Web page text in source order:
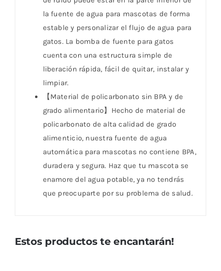
la fuente de agua para mascotas de forma
estable y personalizar el flujo de agua para
gatos. La bomba de fuente para gatos
cuenta con una estructura simple de
liberación rápida, fácil de quitar, instalar y
limpiar.
【Material de policarbonato sin BPA y de
grado alimentario】Hecho de material de
policarbonato de alta calidad de grado
alimenticio, nuestra fuente de agua
automática para mascotas no contiene BPA,
duradera y segura. Haz que tu mascota se
enamore del agua potable, ya no tendrás
que preocuparte por su problema de salud.
Estos productos te encantarán!